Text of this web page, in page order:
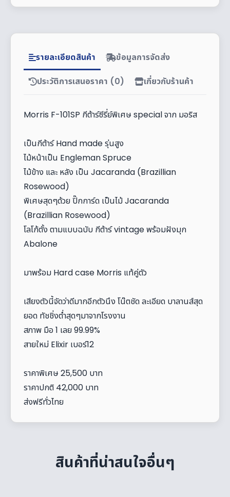
รายละเอียดสินค้า ข้อมูลการจัดส่ง
ประวัติการเสนอราคา (0) เกี่ยวกับร้านค้า
Morris F-101SP กีต้าร์ซีรี่ย์พิเศษ special จาก มอริส
เป็นกีต้าร์ Hand made รุ่นสูง
ไม้หน้าเป็น Engleman Spruce
ไม้ข้าง และ หลัง เป็น Jacaranda (Brazillian
Rosewood)
พิเศษสุดๆด้วย ปิ๊กการ์ด เป็นไม้ Jacaranda
(Brazillian Rosewood)
โลโก้ตั้ง ตามแบบฉบับ กีต้าร์ vintage พร้อมฝังมุก
Abalone
มาพร้อม Hard case Morris แท้คู่ตัว
เสียงตัวนี้จัดว่าดีมากอีกตัวนึง โน๊ตชัด ละเอียด บาลานส์สุด
ยอด ทัชชิ่งต่ำสุดๆมาจากโรงงาน
สภาพ มือ 1 เลย 99.99%
สายใหม่ Elixir เบอร์12
ราคาพิเศษ 25,500 บาท
ราคาปกติ 42,000 บาท
ส่งฟรีทั่วไทย
สินค้าที่น่าสนใจอื่นๆ